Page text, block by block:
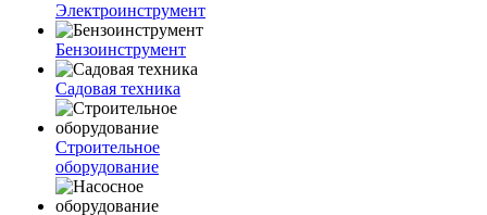
Электроинструмент
Бензоинструмент
Садовая техника
Строительное
оборудование